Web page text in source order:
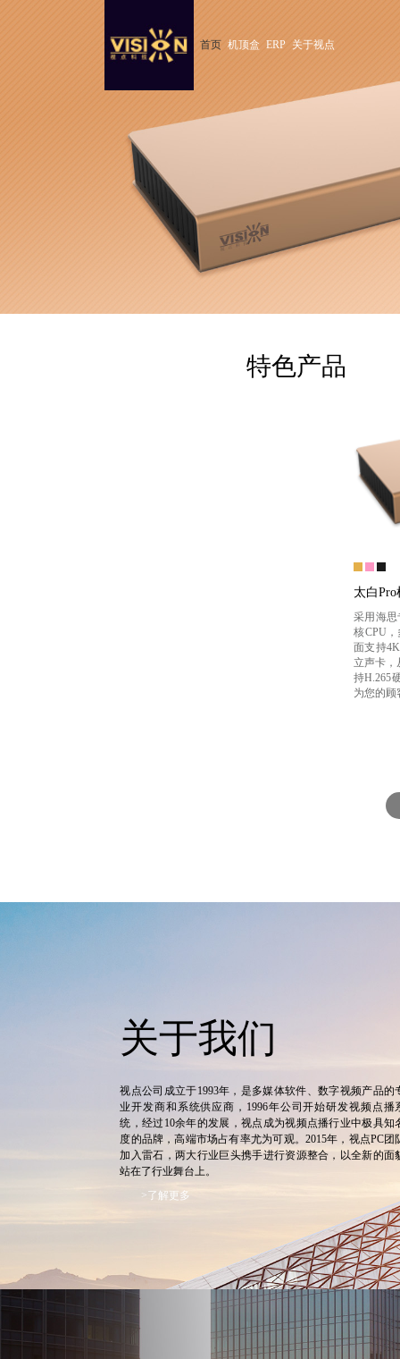
首页 机顶盒 ERP 关于视点
特色产品
太白
采用海
核CPU
面支持
立声卡，
持H.265
为您的顾
关于我们
视点公司成立于1993年，是多媒体软件、数字视频产品的
业开发商和系统供应商，1996年公司开始研发视频点播
统，经过10余年的发展，视点成为视频点播行业中极具知
度的品牌，高端市场占有率尤为可观。2015年，视点PC团
加入雷石，两大行业巨头携手进行资源整合，以全新的面
站在了行业舞台上。
>了解更多